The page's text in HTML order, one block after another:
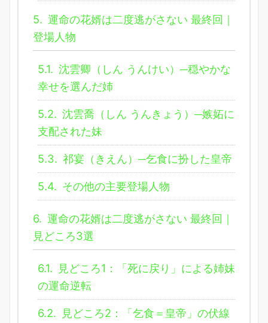
5. 運命の花婿は二度逃がさない 最終回｜
登場人物
5.1. 沈雲卿（しん うんけい）─穏やかな
幸せを選んだ姉
5.2. 沈雲喬（しん うんきょう）─嫉妬に
支配された妹
5.3. 祁宴（きえん）─乞食に扮した皇帝
5.4. その他の主要登場人物
6. 運命の花婿は二度逃がさない 最終回｜
見どころ3選
6.1. 見どころ1：「死に戻り」による姉妹
の運命逆転
6.2. 見どころ2：「乞食＝皇帝」の伏線